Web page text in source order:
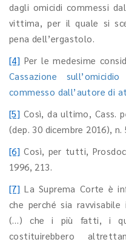
dagli omicidi commessi
vittima, per il quale si
pena dell’ergastolo.
[4] Per le medesime
Cassazione
commesso dall’autore di
[5] Così, da ultimo, Cass.
(dep. 30 dicembre 2016), n.
[6] Così, per tutti,
1996, 213.
[7] La Suprema Corte è
che perché sia
(…) che i più fatti, i
costituirebbero